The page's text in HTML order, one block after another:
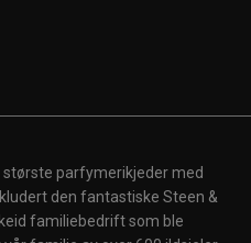
største parfymerikjeder med
den fantastiske Steen &
familiebedrift som ble